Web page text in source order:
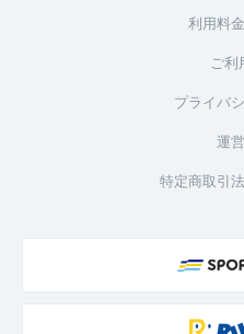
利用料
ご利
プライバ
運
特定商取引